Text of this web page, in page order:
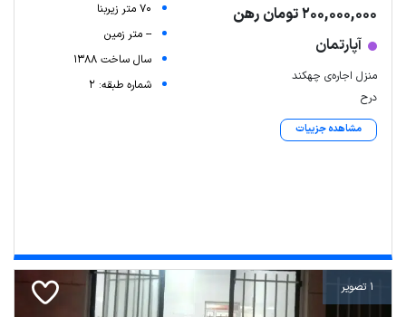
200,000,000 تومان رهن
آپارتمان
منزل اجاره‌ی چهکند
درح
مشاهده جزییات
70 متر زیربنا
-- متر زمین
سال ساخت 1388
شماره طبقه: 2
1 تصویر